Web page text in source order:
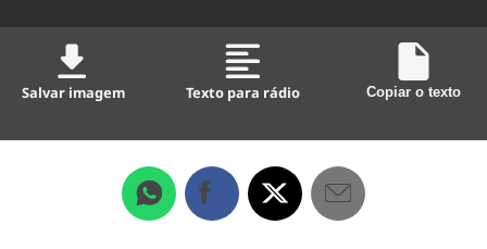
Salvar imagem Texto para rádio Copiar o texto